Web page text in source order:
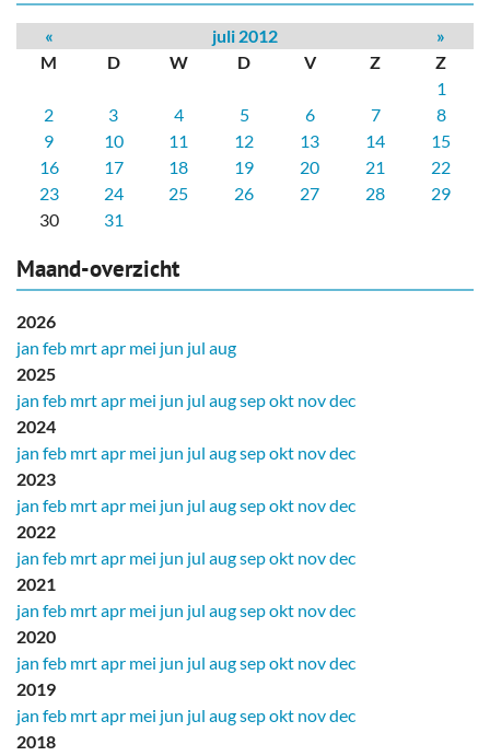
« juli 2012
»
M
D W D V Z
Z
1
2
3 4 5 6 7
8
9
10 11 12 13 14
15
16
17 18 19 20 21
22
23
24 25 26 27 28
29
30
31
Maand-overzicht
2026
jan feb mrtapr mei jun jul aug
2025
jan feb mrtapr mei jun jul augsepokt novdec
2024
jan feb mrtapr mei jun jul augsepokt novdec
2023
jan feb mrtapr mei jun jul augsepokt novdec
2022
jan feb mrtapr mei jun jul augsepokt novdec
2021
jan feb mrtapr mei jun jul augsepokt novdec
2020
jan feb mrtapr mei jun jul augsepokt novdec
2019
jan feb mrtapr mei jun jul augsepokt novdec
2018